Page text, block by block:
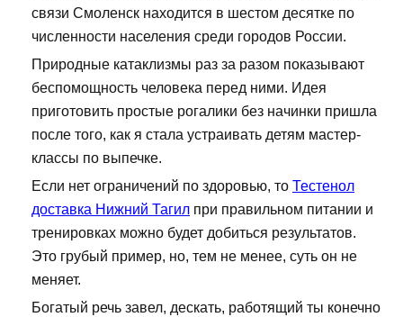
связи Смоленск находится в шестом десятке по
численности населения среди городов России.
Природные катаклизмы раз за разом показывают
беспомощность человека перед ними. Идея
приготовить простые рогалики без начинки пришла
после того, как я стала устраивать детям мастер-
классы по выпечке.
Если нет ограничений по здоровью, то Тестенол
доставка Нижний Тагил при правильном питании и
тренировках можно будет добиться результатов.
Это грубый пример, но, тем не менее, суть он не
меняет.
Богатый речь завел, дескать, работящий ты конечно